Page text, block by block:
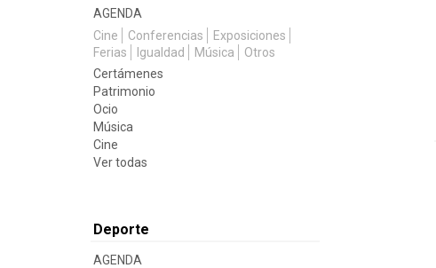
AGENDA
Cine
Conferencias
Exposiciones
Ferias
Igualdad Música
Otros
Certámenes
Patrimonio
Ocio
Música
Cine
Ver todas
Deporte
AGENDA